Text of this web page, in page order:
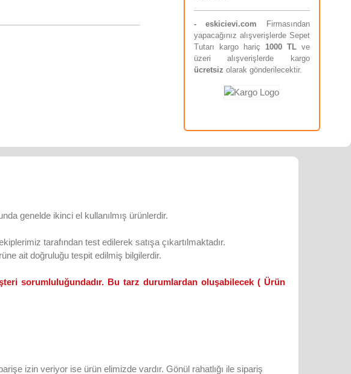
-eskicievi.com Firmasından
yapacağınız alışverişlerde Sepet
Tutarı kargo hariç 1000 TLve
üzeri alışverişlerde kargo
ücretsiz olarak gönderilecektir.
genelde ikinci el kullanılmış ürünlerdir.
tarafından test edilerek satışa çıkartılmaktadır.
ait doğruluğu tespit edilmiş bilgilerdir.
sorumluluğundadır. Bu tarz durumlardan oluşabilecek ( Ürün
izin veriyor ise ürün elimizde vardır. Gönül rahatlığı ile sipariş